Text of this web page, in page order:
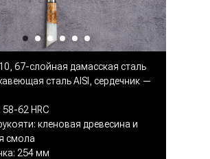
67-слойная дамасская сталь
сталь AISI, сердечник —
62 HRC
кленовая древесина и
смола
254 мм